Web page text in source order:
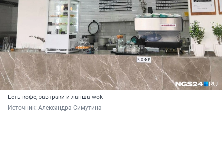
Есть кофе, завтраки и лапша wok
Источник: Александра Симутина